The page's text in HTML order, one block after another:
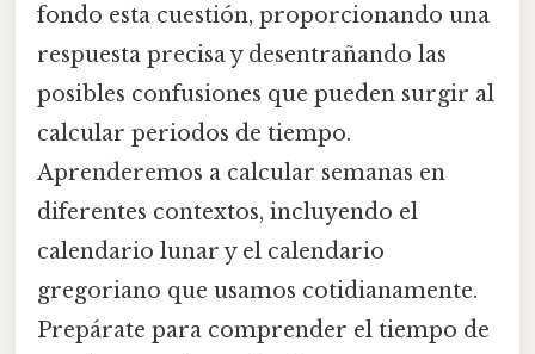
fondo esta cuestión, proporcionando una
respuesta precisa y desentrañando las
posibles confusiones que pueden surgir al
calcular periodos de tiempo.
Aprenderemos a calcular semanas en
diferentes contextos, incluyendo el
calendario lunar y el calendario
gregoriano que usamos cotidianamente.
Prepárate para comprender el tiempo de